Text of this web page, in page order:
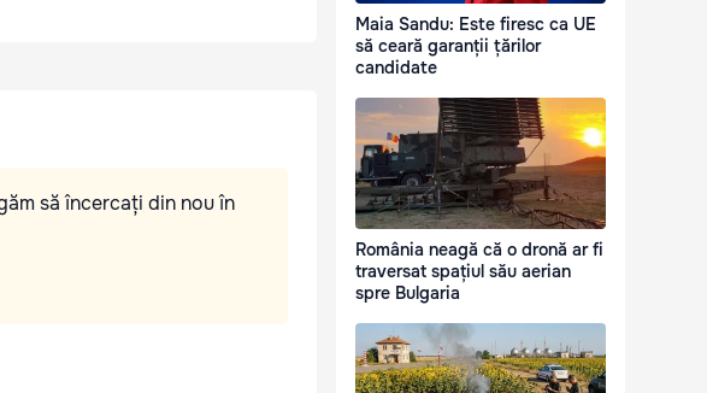
să încercați din nou în
Maia Sandu: Este firesc ca UE
să ceară garanții țărilor
candidate
România neagă că o dronă ar fi
traversat spațiul său aerian
spre Bulgaria